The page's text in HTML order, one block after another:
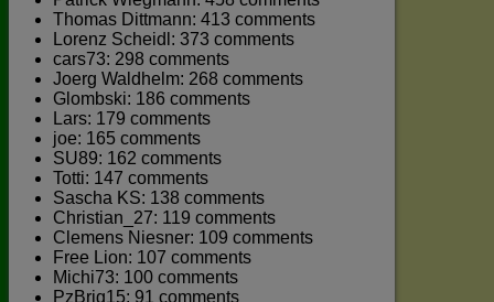
Thomas Dittmann: 413 comments
Lorenz Scheidl: 373 comments
cars73: 298 comments
Joerg Waldhelm: 268 comments
Glombski: 186 comments
Lars: 179 comments
joe: 165 comments
SU89: 162 comments
Totti: 147 comments
Sascha KS: 138 comments
Christian_27: 119 comments
Clemens Niesner: 109 comments
Free Lion: 107 comments
Michi73: 100 comments
PzBrig15: 91 comments